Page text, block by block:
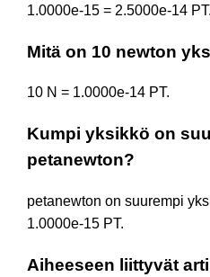
1.0000e-15 = 2.5000e-14 PT.
Mitä on 10 newton
10 N = 1.0000e-14 PT.
Kumpi yksikkö on
petanewton?
petanewton on suurempi
1.0000e-15 PT.
Aiheeseen liittyvät